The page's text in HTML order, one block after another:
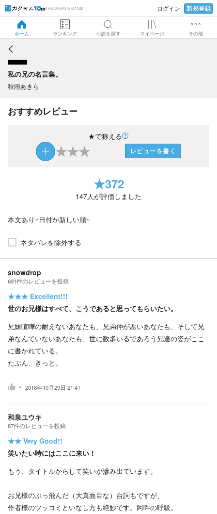
KADOKAWA Group ログイン 新規登録
ホーム ランキング 小説を探す マイページ その他
私の兄の名言集。
私の兄の名言集。
秋雨あきら
おすすめレビュー
★で称える
★★★ レビューを書く
★372
147人が評価しました
本文あり 日付が新しい順
ネタバレを除外する
snowdrop
691件のレビューを投稿
★★★ Excellent!!!
世のお兄様はすべて、こうであると思ってもらいたい。
兄妹喧嘩の耐えないあなたも、兄弟仲が悪いあなたも、そして兄
弟なんていないあなたも、世に数多いるであろう兄達の姿がここ
に書かれている。
たぶん、きっと。
2018年10月29日 21:41
和泉ユウキ
87件のレビューを投稿
★★ Very Good!!
笑いたい時にはここに来い！
もう、タイトルからして笑いが滲み出ています。
お兄様のぶっ飛んだ（大真面目な）台詞もですが、
作者様のツッコミといなし方も絶妙です。阿吽の呼吸。